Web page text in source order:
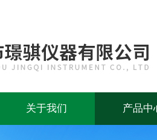
关于我们 产品中